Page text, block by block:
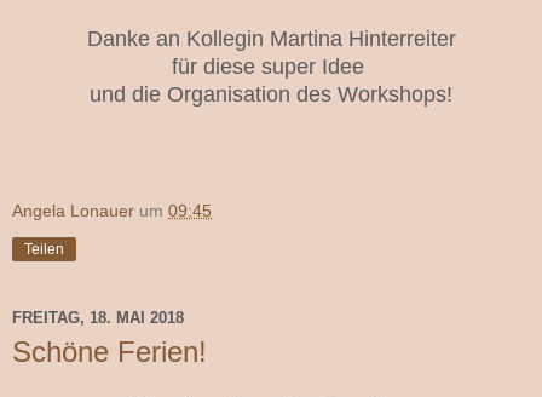
Danke an Kollegin Martina Hinterreiter
für diese super Idee
und die Organisation des Workshops!
Angela Lonauer um 09:45
Teilen
FREITAG, 18. MAI 2018
Schöne Ferien!